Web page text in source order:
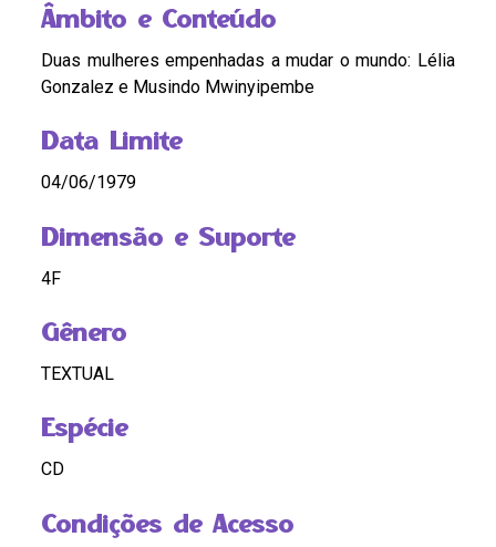
Âmbito e Conteúdo
Duas mulheres empenhadas a mudar o mundo: Lélia
Gonzalez e Musindo Mwinyipembe
Data Limite
04/06/1979
Dimensão e Suporte
4F
Gênero
TEXTUAL
Espécie
CD
Condições de Acesso